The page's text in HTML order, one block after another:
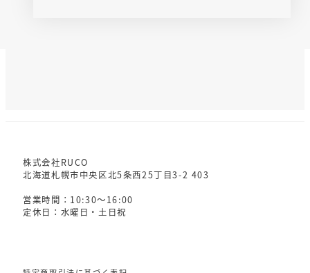
株式会社RUCO
北海道札幌市中央区北5条西25丁目3-2 403
営業時間：10:30～16:00
定休日：水曜日・土日祝